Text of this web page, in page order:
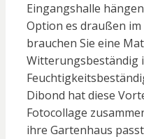
Eingangshalle
Option es draußen
brauchen Sie eine
Witterungsbeständig
Dibond hat diese
Fotocollage
ihre Gartenhaus